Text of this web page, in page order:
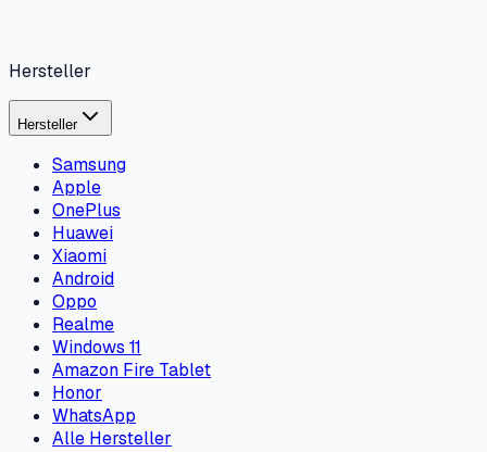
Hersteller
Hersteller
Samsung
Apple
OnePlus
Huawei
Xiaomi
Android
Oppo
Realme
Windows 11
Amazon Fire Tablet
Honor
WhatsApp
Alle Hersteller